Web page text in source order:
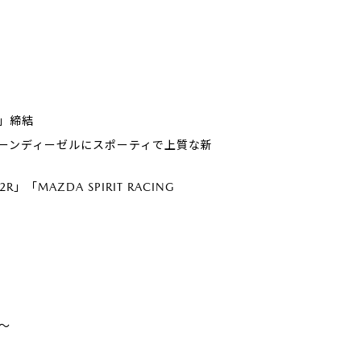
締結
ディーゼルにスポーティで上質な新
」「MAZDA SPIRIT RACING